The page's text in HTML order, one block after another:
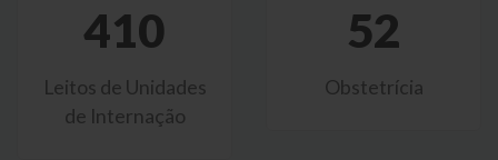
410
Leitos de Unidades
de Internação
52
Obstetrícia